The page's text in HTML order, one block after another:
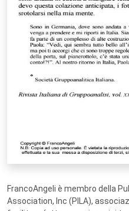
FrancoAngeli è membro della
Association, Inc (PILA),